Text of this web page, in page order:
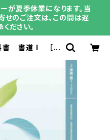
夏季休業になります。当
せのご注文は、この間は遅
ださい。
書 書道 I ［教
10：B0D9C
| 育
ょてん）